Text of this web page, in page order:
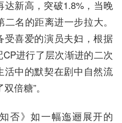
达新高，突破1.8%，当晚
名的距离进一步拉大。
受喜爱的演员夫妇，根据
进行了层次渐进的二次
活中的默契在剧中自然流
倍糖”。
否》如一幅迤逦展开的